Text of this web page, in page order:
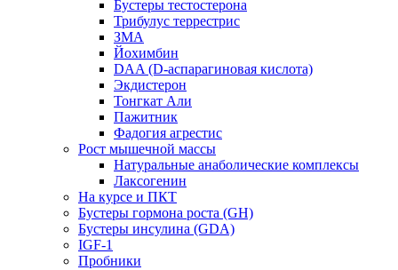
Бустеры тестостерона
Трибулус террестрис
ЗМА
Йохимбин
DAA (D-аспарагиновая кислота)
Экдистерон
Тонгкат Али
Пажитник
Фадогия агрестис
Рост мышечной массы
Натуральные анаболические комплексы
Лаксогенин
На курсе и ПКТ
Бустеры гормона роста (GH)
Бустеры инсулина (GDA)
IGF-1
Пробники